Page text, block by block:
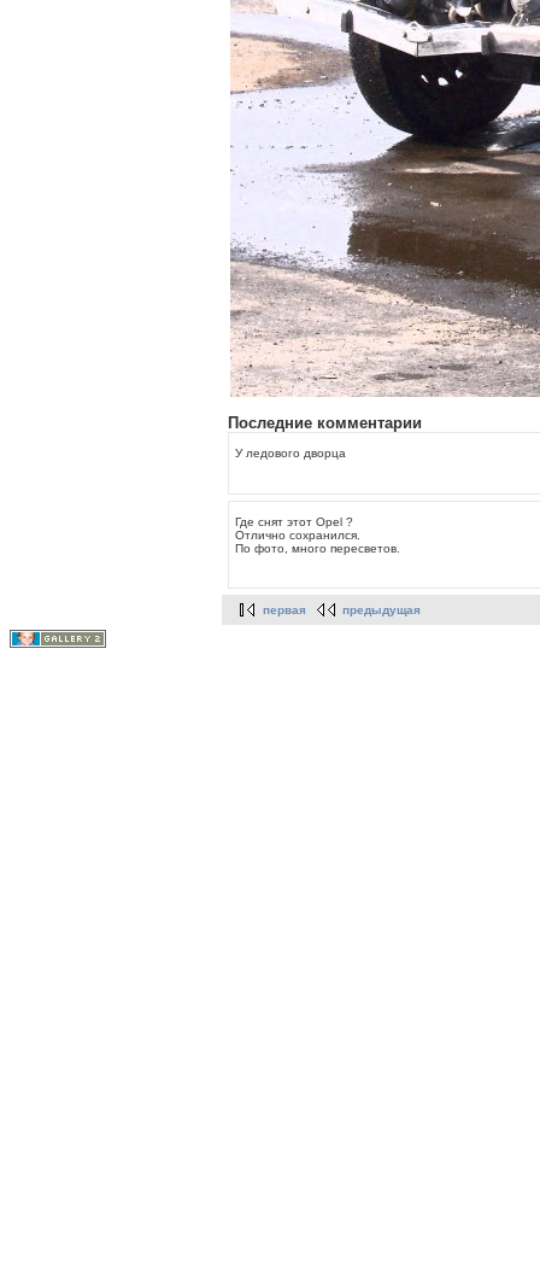
Последние комментарии
У ледового дворца
Где снят этот Opel ?
Отлично сохранился.
По фото, много пересветов.
первая предыдущая